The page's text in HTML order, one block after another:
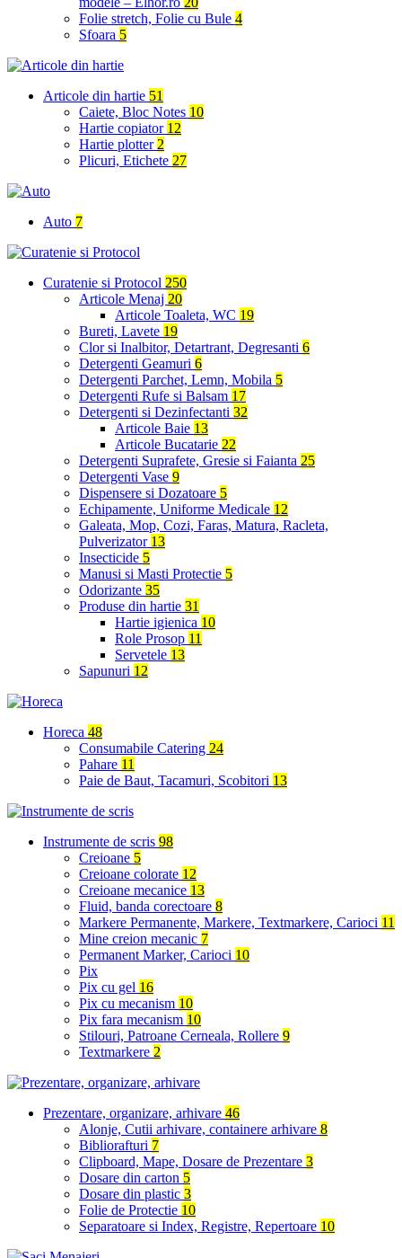
Folie stretch, Folie cu Bule 4
Sfoara 5
Articole din hartie 51
Caiete, Bloc Notes 10
Hartie copiator 12
Hartie plotter 2
Plicuri, Etichete 27
Auto 7
Curatenie si Protocol 250
Articole Menaj 20
Articole Toaleta, WC 19
Bureti, Lavete 19
Clor si Inalbitor, Detartrant, Degresanti 6
Detergenti Geamuri 6
Detergenti Parchet, Lemn, Mobila 5
Detergenti Rufe si Balsam 17
Detergenti si Dezinfectanti 32
Articole Baie 13
Articole Bucatarie 22
Detergenti Suprafete, Gresie si Faianta 25
Detergenti Vase 9
Dispensere si Dozatoare 5
Echipamente, Uniforme Medicale 12
Galeata, Mop, Cozi, Faras, Matura, Racleta,
Pulverizator 13
Insecticide 5
Manusi si Masti Protectie 5
Odorizante 35
Produse din hartie 31
Hartie igienica 10
Role Prosop 11
Servetele 13
Sapunuri 12
Horeca 48
Consumabile Catering 24
Pahare 11
Paie de Baut, Tacamuri, Scobitori 13
Instrumente de scris 98
Creioane 5
Creioane colorate 12
Creioane mecanice 13
Fluid, banda corectoare 8
Markere Permanente, Markere, Textmarkere, Carioci 11
Mine creion mecanic 7
Permanent Marker, Carioci 10
Pix
Pix cu gel 16
Pix cu mecanism 10
Pix fara mecanism 10
Stilouri, Patroane Cerneala, Rollere 9
Textmarkere 2
Prezentare, organizare, arhivare 46
Alonje, Cutii arhivare, containere arhivare 8
Bibliorafturi 7
Clipboard, Mape, Dosare de Prezentare 3
Dosare din carton 5
Dosare din plastic 3
Folie de Protectie 10
Separatoare si Index, Registre, Repertoare 10